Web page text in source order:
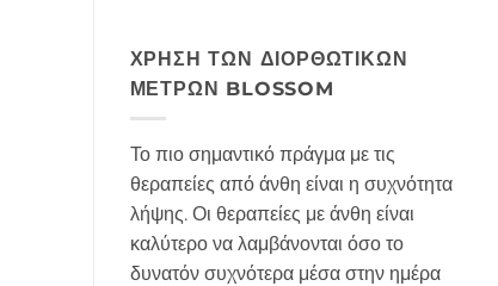
ΧΡΉΣΗ ΤΩΝ ΔΙΟΡΘΩΤΙΚΏΝ
ΜΈΤΡΩΝ BLOSSOM
Το πιο σημαντικό πράγμα με τις
θεραπείες από άνθη είναι η συχνότητα
λήψης. Οι θεραπείες με άνθη είναι
καλύτερο να λαμβάνονται όσο το
δυνατόν συχνότερα μέσα στην ημέρα